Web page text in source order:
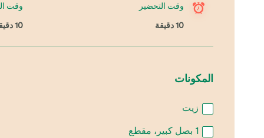
وقت التحضير
10 دقيقة
وقت
10 دقيقة
المكونات
زيت
1 بصل كبير، مقطع